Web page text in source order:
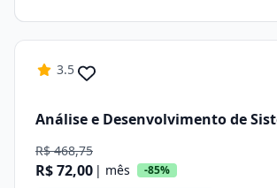
3.5
Análise e Desenvolvimento de
R$ 468,75
R$ 72,00 | mês -85%